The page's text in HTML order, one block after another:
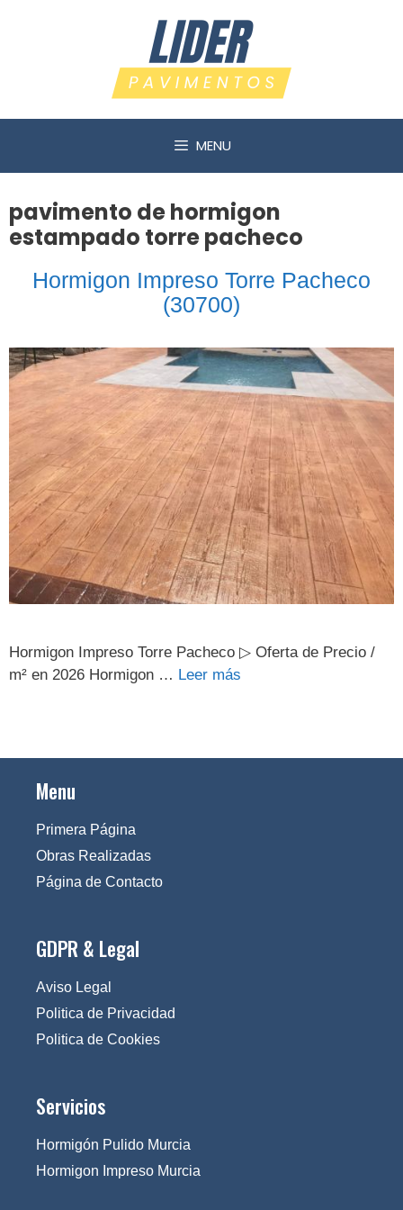
MENU
pavimento de hormigon
estampado torre pacheco
Hormigon Impreso Torre Pacheco
(30700)
Hormigon Impreso Torre Pacheco ▷ Oferta de Precio /
m² en 2026 Hormigon … Leer más
Menu
Primera Página
Obras Realizadas
Página de Contacto
GDPR & Legal
Aviso Legal
Politica de Privacidad
Politica de Cookies
Servicios
Hormigón Pulido Murcia
Hormigon Impreso Murcia